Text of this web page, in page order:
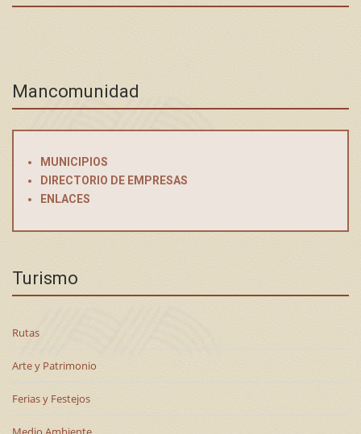
Mancomunidad
MUNICIPIOS
DIRECTORIO DE EMPRESAS
ENLACES
Turismo
Rutas
Arte y Patrimonio
Ferias y Festejos